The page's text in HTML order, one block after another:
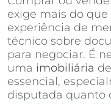
exige mais do
experiência de
técnico sobre
para negociar. É
uma imobiliária
essencial,
disputada quanto